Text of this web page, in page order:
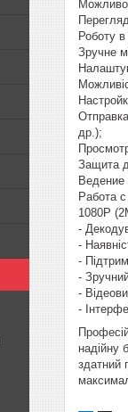
Роботу в
Зручне
др.);
Защита
Работа
1080P
-
-
-
-
-
-
надійну
здатний